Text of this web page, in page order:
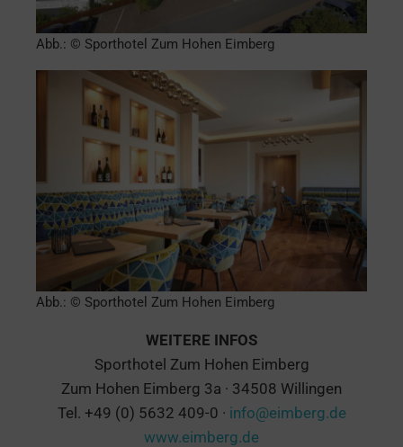
Abb.: © Sporthotel Zum Hohen Eimberg
Abb.: © Sporthotel Zum Hohen Eimberg
WEITERE INFOS
Sporthotel Zum Hohen Eimberg
Zum Hohen Eimberg 3a · 34508 Willingen
Tel. +49 (0) 5632 409-0 · info@eimberg.de
www.eimberg.de